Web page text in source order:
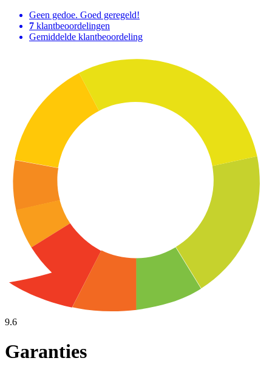
Geen gedoe. Goed geregeld!
7 klantbeoordelingen
Gemiddelde klantbeoordeling
9.6
Garanties